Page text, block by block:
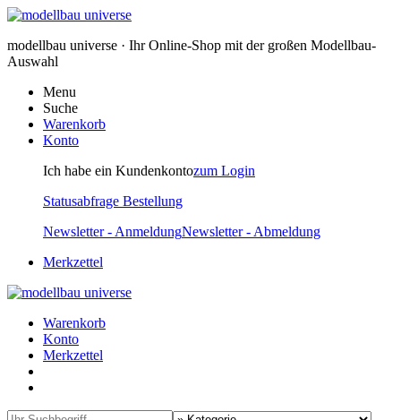
modellbau universe · Ihr Online-Shop mit der großen Modellbau-
Auswahl
Menu
Suche
Warenkorb
Konto
Ich habe ein Kundenkontozum Login
Statusabfrage Bestellung
Newsletter - AnmeldungNewsletter - Abmeldung
Merkzettel
Warenkorb
Konto
Merkzettel